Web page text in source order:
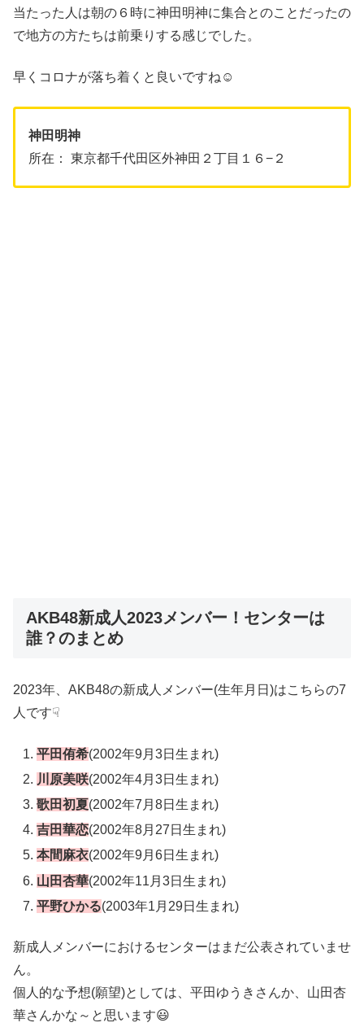
当たった人は朝の６時に神田明神に集合とのことだったの
で地方の方たちは前乗りする感じでした。
早くコロナが落ち着くと良いですね☺️
神田明神
所在： 東京都千代田区外神田２丁目１６−２
AKB48新成人2023メンバー！センターは
誰？のまとめ
2023年、AKB48の新成人メンバー(生年月日)はこちらの7
人です☟
平田侑希(2002年9月3日生まれ)
川原美咲(2002年4月3日生まれ)
歌田初夏(2002年7月8日生まれ)
吉田華恋(2002年8月27日生まれ)
本間麻衣(2002年9月6日生まれ)
山田杏華(2002年11月3日生まれ)
平野ひかる(2003年1月29日生まれ)
新成人メンバーにおけるセンターはまだ公表されていませ
ん。
個人的な予想(願望)としては、平田ゆうきさんか、山田杏
華さんかな～と思います😃